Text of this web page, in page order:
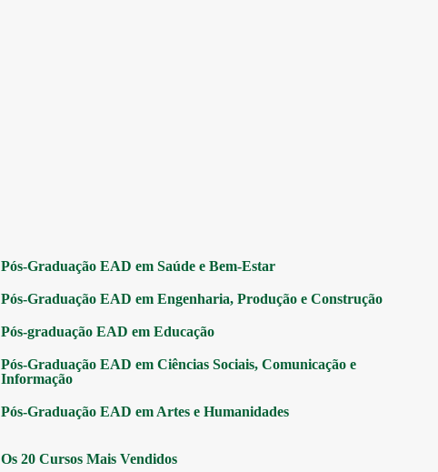
Pós-Graduação EAD em Saúde e Bem-Estar
Pós-Graduação EAD em Engenharia, Produção e Construção
Pós-graduação EAD em Educação
Pós-Graduação EAD em Ciências Sociais, Comunicação e
Informação
Pós-Graduação EAD em Artes e Humanidades
Os 20 Cursos Mais Vendidos